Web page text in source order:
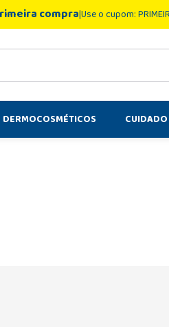
compraUse o cupom:
DERMOCOSMÉTICOS